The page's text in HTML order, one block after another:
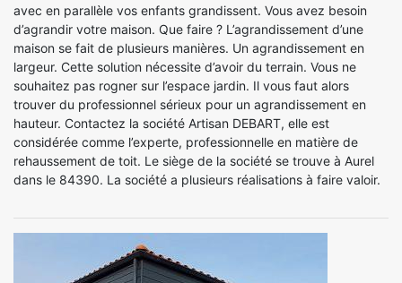
avec en parallèle vos enfants grandissent. Vous avez besoin
d’agrandir votre maison. Que faire ? L’agrandissement d’une
maison se fait de plusieurs manières. Un agrandissement en
largeur. Cette solution nécessite d’avoir du terrain. Vous ne
souhaitez pas rogner sur l’espace jardin. Il vous faut alors
trouver du professionnel sérieux pour un agrandissement en
hauteur. Contactez la société Artisan DEBART, elle est
considérée comme l’experte, professionnelle en matière de
rehaussement de toit. Le siège de la société se trouve à Aurel
dans le 84390. La société a plusieurs réalisations à faire valoir.